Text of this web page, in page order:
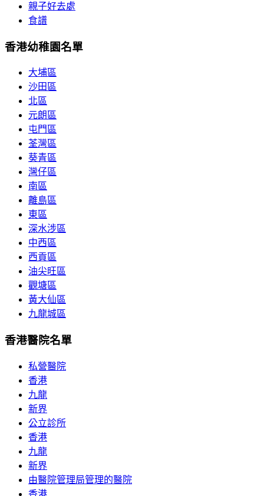
親子好去處
食譜
香港幼稚園名單
大埔區
沙田區
北區
元朗區
屯門區
荃灣區
葵青區
灣仔區
南區
離島區
東區
深水涉區
中西區
西貢區
油尖旺區
觀塘區
黃大仙區
九龍城區
香港醫院名單
私營醫院
香港
九龍
新界
公立診所
香港
九龍
新界
由醫院管理局管理的醫院
香港